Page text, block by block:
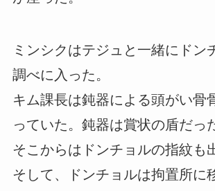
ミンシクはテジュと一緒にドン
調べに入った。
キム課長は鈍器による頭がい骨
っていた。鈍器は賞状の盾だっ
そこからはドンチョルの指紋も
そして、ドンチョルは拘置所に